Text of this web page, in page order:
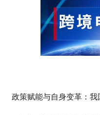
政策赋能与自身变革：